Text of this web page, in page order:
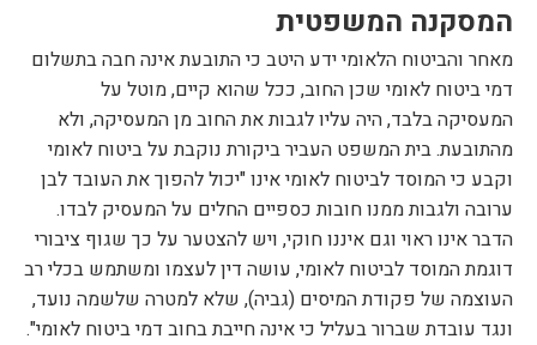
המסקנה המשפטית
מאחר והביטוח הלאומי ידע היטב כי התובעת אינה חבה בתשלום
דמי ביטוח לאומי שכן החוב, ככל שהוא קיים, מוטל על
המעסיקה בלבד, היה עליו לגבות את החוב מן המעסיקה, ולא
מהתובעת. בית המשפט העביר ביקורת נוקבת על ביטוח לאומי
וקבע כי המוסד לביטוח לאומי אינו "יכול להפוך את העובד לבן
ערובה ולגבות ממנו חובות כספיים החלים על המעסיק לבדו.
הדבר אינו ראוי וגם איננו חוקי, ויש להצטער על כך שגוף ציבורי
דוגמת המוסד לביטוח לאומי, עושה דין לעצמו ומשתמש בכלי רב
העוצמה של פקודת המיסים (גביה), שלא למטרה שלשמה נועד,
ונגד עובדת שברור בעליל כי אינה חייבת בחוב דמי ביטוח לאומי".